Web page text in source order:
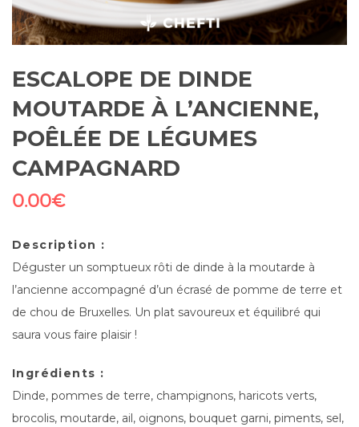
ESCALOPE DE DINDE
MOUTARDE À L’ANCIENNE,
POÊLÉE DE LÉGUMES
CAMPAGNARD
0.00€
Description :
Déguster un somptueux rôti de dinde à la moutarde à
l’ancienne accompagné d’un écrasé de pomme de terre et
de chou de Bruxelles. Un plat savoureux et équilibré qui
saura vous faire plaisir !
Ingrédients :
Dinde, pommes de terre, champignons, haricots verts,
brocolis, moutarde, ail, oignons, bouquet garni, piments, sel,